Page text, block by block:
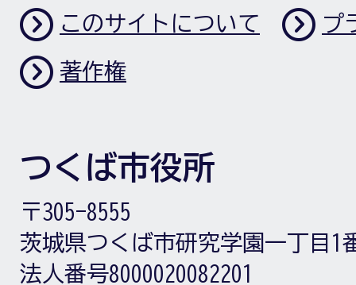
このサイトについて プ
著作権
つくば市役所
〒305-8555
茨城県つくば市研究学園一丁目1
法人番号8000020082201